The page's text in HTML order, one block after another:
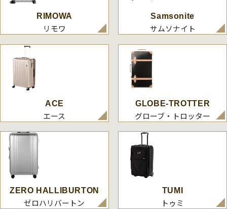
RIMOWA
リモワ
Samsonite
サムソナイト
ACE
エース
GLOBE-TROTTER
グローブ・トロッター
ZERO HALLIBURTON
ゼロハリバートン
TUMI
トゥミ